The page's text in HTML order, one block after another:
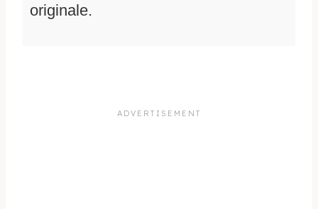
originale.